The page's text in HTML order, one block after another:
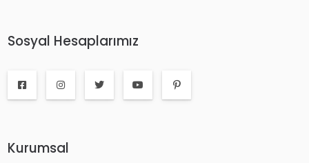
Sosyal Hesaplarımız
Kurumsal